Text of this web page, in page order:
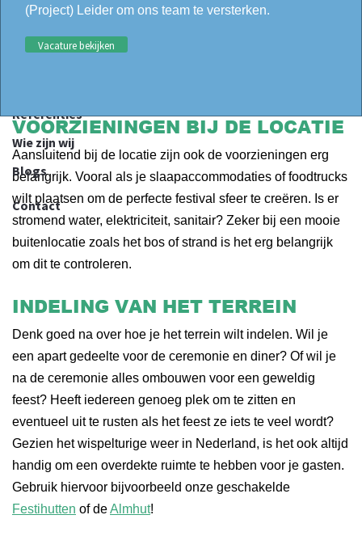
Referenties
Wie zijn wij
Blogs
Contact
om dit te faciliteren. Wil je echte festivalaccommodaties,
bijvoorbeeld onze nieuwe ‘
VOORZIENINGEN BIJ DE LOCATIE
Aansluitend bij de locatie zijn ook de voorzieningen erg
belangrijk. Vooral als je slaapaccommodaties of foodtrucks
wilt plaatsen om de perfecte festival sfeer te creëren. Is er
stromend water, elektriciteit, sanitair? Zeker bij een mooie
buitenlocatie zoals het bos of strand is het erg belangrijk
om dit te controleren.
INDELING VAN HET TERREIN
Denk goed na over hoe je het terrein wilt indelen. Wil je
een apart gedeelte voor de ceremonie en diner? Of wil je
na de ceremonie alles ombouwen voor een geweldig
feest? Heeft iedereen genoeg plek om te zitten en
eventueel uit te rusten als het feest ze iets te veel wordt?
Gezien het wispelturige weer in Nederland, is het ook altijd
handig om een overdekte ruimte te hebben voor je gasten.
Gebruik hiervoor bijvoorbeeld onze geschakelde
Festihutten of deAlmhut!
(Project) Leider om ons team te versterken.
Vacature bekijken